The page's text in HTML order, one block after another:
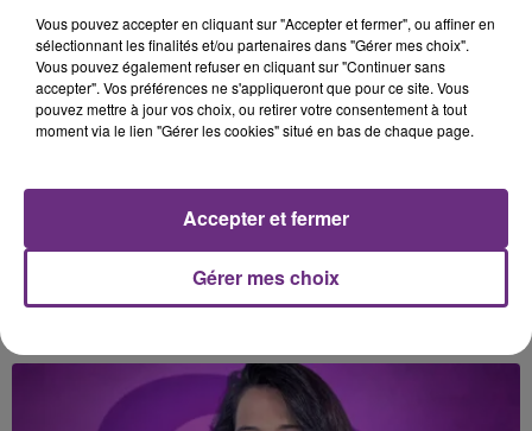
Soiree Mondaine
One Last Time (attends-
Moi)
Vous pouvez accepter en cliquant sur "Accepter et fermer", ou affiner en
sélectionnant les finalités et/ou partenaires dans "Gérer mes choix".
Vous pouvez également refuser en cliquant sur "Continuer sans
accepter". Vos préférences ne s'appliqueront que pour ce site. Vous
pouvez mettre à jour vos choix, ou retirer votre consentement à tout
moment via le lien "Gérer les cookies" situé en bas de chaque page.
Gérer mes choix
Accepter et fermer